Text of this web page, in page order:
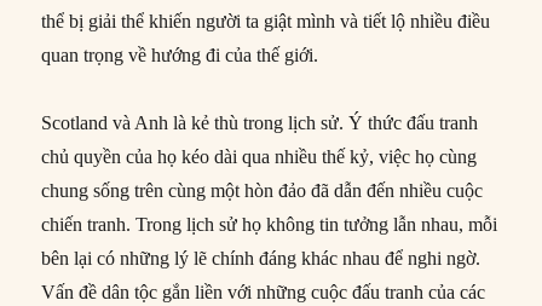
thể bị giải thể khiến người ta giật mình và tiết lộ nhiều điều
quan trọng về hướng đi của thế giới.
Scotland và Anh là kẻ thù trong lịch sử. Ý thức đấu tranh
chủ quyền của họ kéo dài qua nhiều thế kỷ, việc họ cùng
chung sống trên cùng một hòn đảo đã dẫn đến nhiều cuộc
chiến tranh. Trong lịch sử họ không tin tưởng lẫn nhau, mỗi
bên lại có những lý lẽ chính đáng khác nhau để nghi ngờ.
Vấn đề dân tộc gắn liền với những cuộc đấu tranh của các